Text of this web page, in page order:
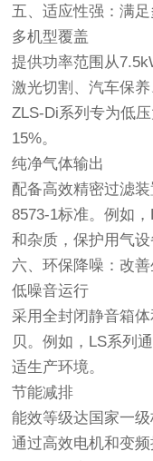
五、适应性强：满
多机型覆盖
提供功率范围从
激光切割、汽车保
ZLS-Di系列专为低
15%。
纯净气体输出
配备高效精密过滤
8573-1标准。例如
和杂质，保护用气设
六、环保降噪：改
低噪音运行
采用全封闭静音箱
贝。例如，LS系列
适生产环境。
节能减排
能效等级达国家一
通过高效电机和变